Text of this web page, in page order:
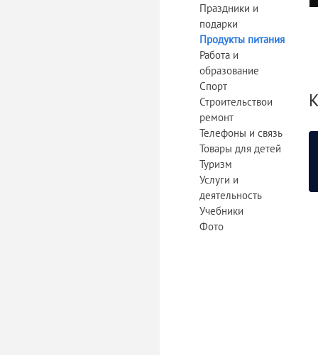
Праздники и
подарки
Продукты питания
Работа и
образование
Спорт
Строительствои
ремонт
Телефоны и связь
Товары для детей
Туризм
Услуги и
деятельность
Учебники
Фото